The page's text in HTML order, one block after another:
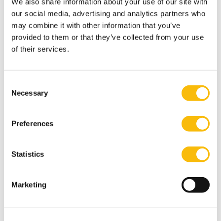
our social media, advertising and analytics partners who
may combine it with other information that you’ve
provided to them or that they’ve collected from your use
of their services.
Selection
Necessary
Preferences
Statistics
Marketing
editie plaats.
Tags
Gerelateerde opleidingen